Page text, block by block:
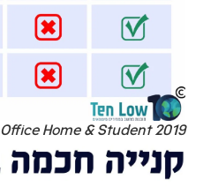
Office Home & Student 2019